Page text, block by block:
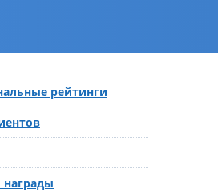
версия
рейтинги